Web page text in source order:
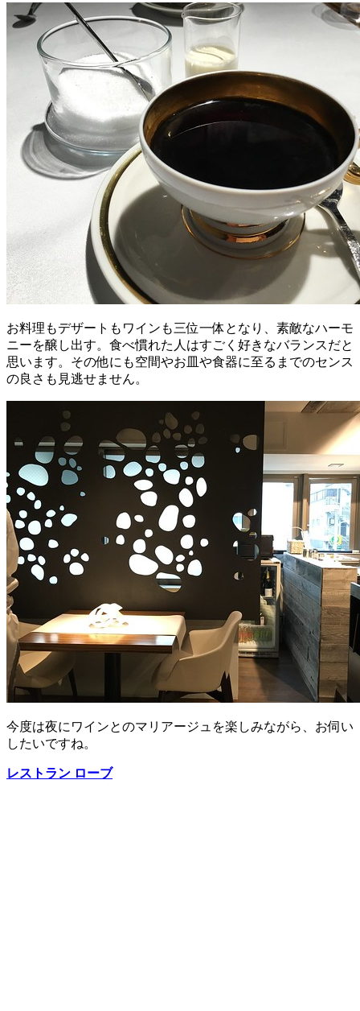
お料理もデザートもワインも三位一体となり、素敵なハーモ
ニーを醸し出す。食べ慣れた人はすごく好きなバランスだと
思います。その他にも空間やお皿や食器に至るまでのセンス
の良さも見逃せません。
今度は夜にワインとのマリアージュを楽しみながら、お伺い
したいですね。
レストラン ローブ